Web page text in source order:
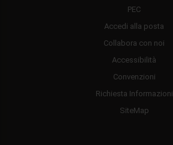
PEC
Accedi alla posta
Collabora con noi
Accessibilità
Convenzioni
Richiesta Informazioni
SiteMap